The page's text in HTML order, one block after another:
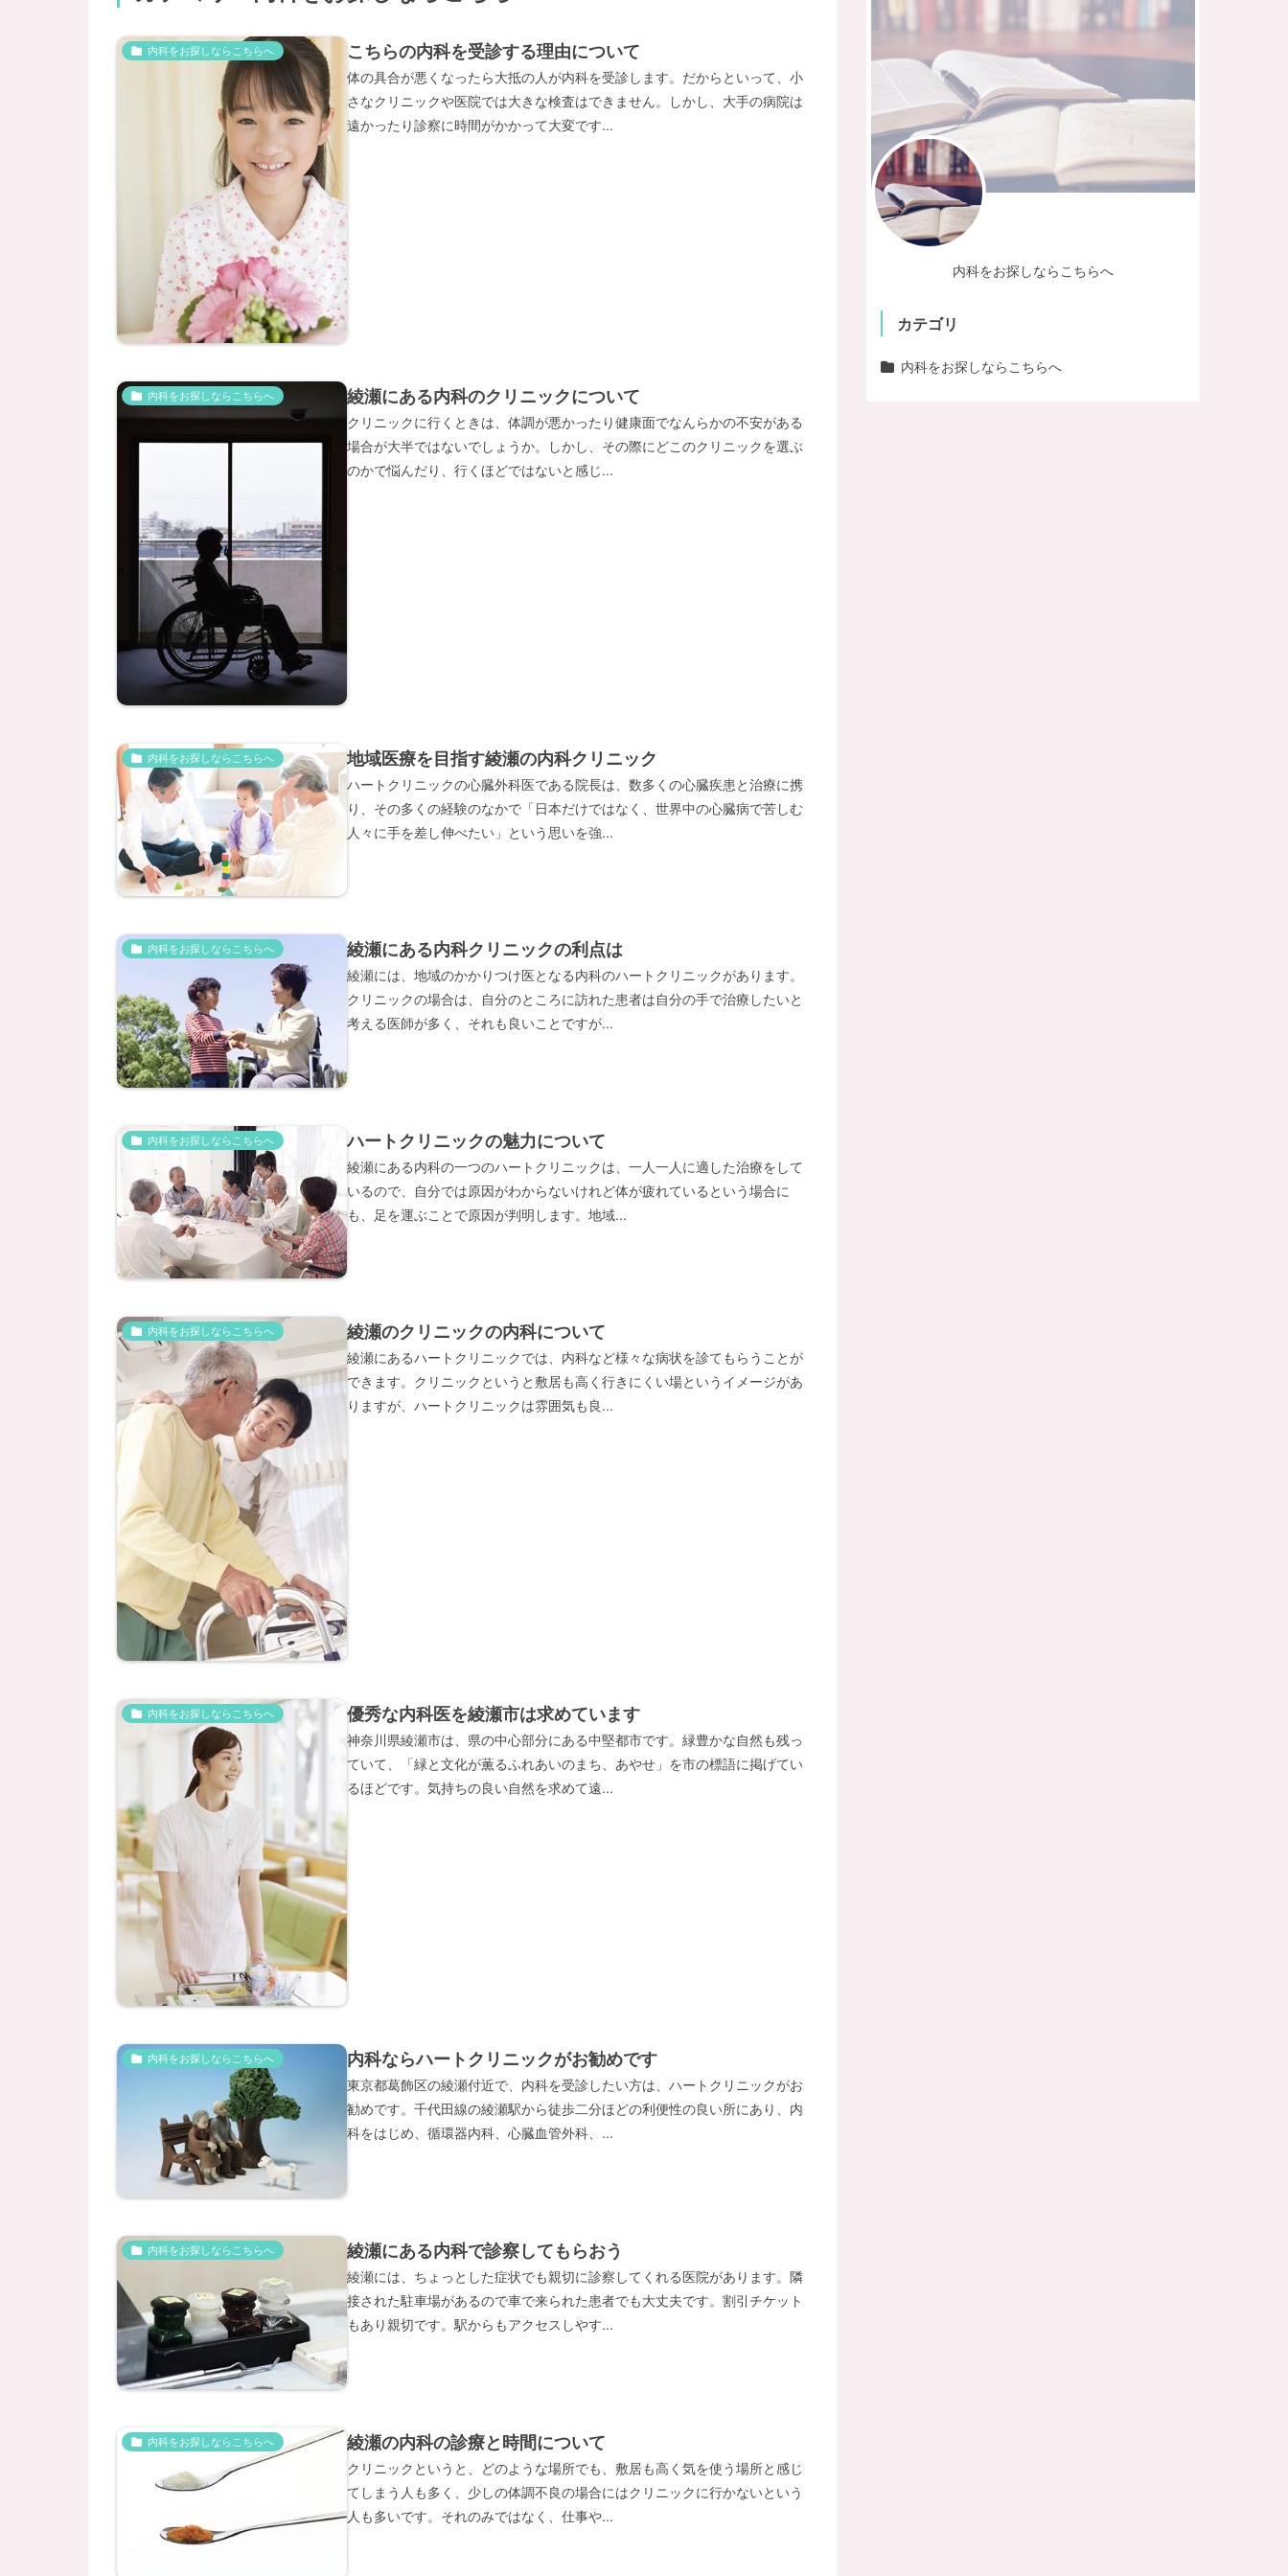
内科をお探しならこちらへ こちらの内科を受診する理由について
体の具合が悪くなったら大抵の人が内科を受診します。だからといって、小
さなクリニックや医院では大きな検査はできません。しかし、大手の病院は
遠かったり診察に時間がかかって大変です...
内科をお探しならこちらへ 綾瀬にある内科のクリニックについて
クリニックに行くときは、体調が悪かったり健康面でなんらかの不安がある
場合が大半ではないでしょうか。しかし、その際にどこのクリニックを選ぶ
のかで悩んだり、行くほどではないと感じ...
内科をお探しならこちらへ 地域医療を目指す綾瀬の内科クリニック
ハートクリニックの心臓外科医である院長は、数多くの心臓疾患と治療に携
り、その多くの経験のなかで「日本だけではなく、世界中の心臓病で苦しむ
人々に手を差し伸べたい」という思いを強...
内科をお探しならこちらへ 綾瀬にある内科クリニックの利点は
綾瀬には、地域のかかりつけ医となる内科のハートクリニックがあります。
クリニックの場合は、自分のところに訪れた患者は自分の手で治療したいと
考える医師が多く、それも良いことですが...
内科をお探しならこちらへ ハートクリニックの魅力について
綾瀬にある内科の一つのハートクリニックは、一人一人に適した治療をして
いるので、自分では原因がわからないけれど体が疲れているという場合に
も、足を運ぶことで原因が判明します。地域...
内科をお探しならこちらへ 綾瀬のクリニックの内科について
綾瀬にあるハートクリニックでは、内科など様々な病状を診てもらうことが
できます。クリニックというと敷居も高く行きにくい場というイメージがあ
りますが、ハートクリニックは雰囲気も良...
内科をお探しならこちらへ 優秀な内科医を綾瀬市は求めています
神奈川県綾瀬市は、県の中心部分にある中堅都市です。緑豊かな自然も残っ
ていて、「緑と文化が薫るふれあいのまち、あやせ」を市の標語に掲げてい
るほどです。気持ちの良い自然を求めて遠...
内科をお探しならこちらへ 内科ならハートクリニックがお勧めです
東京都葛飾区の綾瀬付近で、内科を受診したい方は、ハートクリニックがお
勧めです。千代田線の綾瀬駅から徒歩二分ほどの利便性の良い所にあり、内
科をはじめ、循環器内科、心臓血管外科、...
内科をお探しならこちらへ 綾瀬にある内科で診察してもらおう
綾瀬には、ちょっとした症状でも親切に診察してくれる医院があります。隣
接された駐車場があるので車で来られた患者でも大丈夫です。割引チケット
もあり親切です。駅からもアクセスしやす...
内科をお探しならこちらへ 綾瀬の内科の診療と時間について
クリニックというと、どのような場所でも、敷居も高く気を使う場所と感じ
てしまう人も多く、少しの体調不良の場合にはクリニックに行かないという
人も多いです。それのみではなく、仕事や...
内科をお探しならこちらへ
カテゴリ
内科をお探しならこちらへ